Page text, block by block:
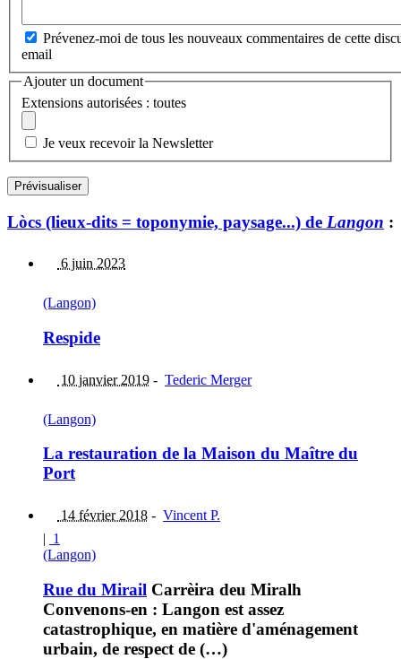
Prévenez-moi de tous les nouveaux commentaires de cette
email
Ajouter un document
Extensions autorisées : toutes
Je veux recevoir la Newsletter
Lòcs (lieux-dits = toponymie, paysage...) de Langon :
6 juin 2023
(Langon)
Respide
10 janvier 2019 - Tederic Merger
(Langon)
La restauration de la Maison du Maître du
Port
14 février 2018 - Vincent P.
| 1
(Langon)
Rue du Mirail Carrèira deu Miralh
Convenons-en : Langon est assez
catastrophique, en matière d'aménagement
urbain, de respect de (…)